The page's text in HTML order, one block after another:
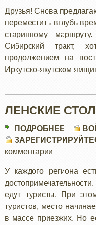
ТРАКТ
Друзья! Снова
переместить вглубь
старинному
Сибирский тракт,
продолжением на
Иркутско-якутском
ЛЕНСКИЕ
ПОДРОБНЕЕ
комментарии
У каждого региона
едут туристы. При
туристов, место
в массе приезжих. Но